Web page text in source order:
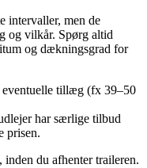
intervaller, men de
og vilkår. Spørg altid
og dækningsgrad for
eventuelle tillæg (fx 39–50
har særlige tilbud
prisen.
du afhenter traileren.